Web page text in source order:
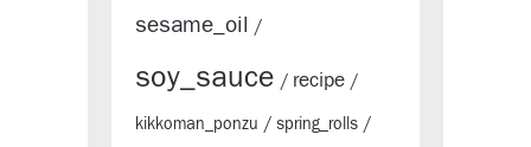
sesame_oil /
soy_sauce / recipe /
kikkoman_ponzu / spring_rolls /